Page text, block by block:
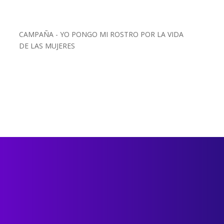
CAMPAÑA - YO PONGO MI ROSTRO POR LA VIDA
DE LAS MUJERES